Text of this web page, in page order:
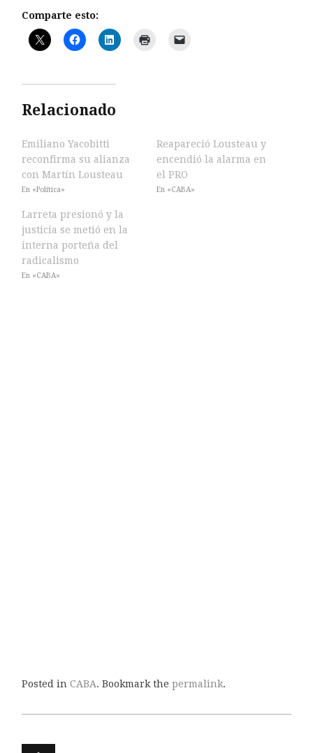
Comparte esto:
Relacionado
Emiliano Yacobitti
reconfirma su alianza
con Martín Lousteau
En «Política»
Reapareció Lousteau y
encendió la alarma en
el PRO
En «CABA»
Larreta presionó y la
justicia se metió en la
interna porteña del
radicalismo
En «CABA»
Posted in CABA. Bookmark the permalink.